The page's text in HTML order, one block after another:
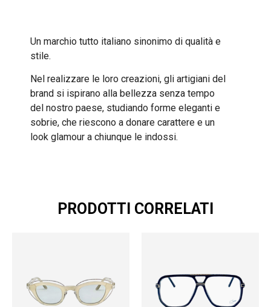
Un marchio tutto italiano sinonimo di qualità e
stile.
Nel realizzare le loro creazioni, gli artigiani del
brand si ispirano alla bellezza senza tempo
del nostro paese, studiando forme eleganti e
sobrie, che riescono a donare carattere e un
look glamour a chiunque le indossi.
PRODOTTI CORRELATI